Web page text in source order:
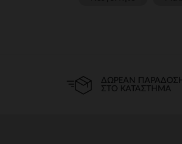
ΔΩΡΕΆΝ ΠΑΡΆΔΟΣΗ
ΣΤΟ ΚΑΤΆΣΤΗΜΑ